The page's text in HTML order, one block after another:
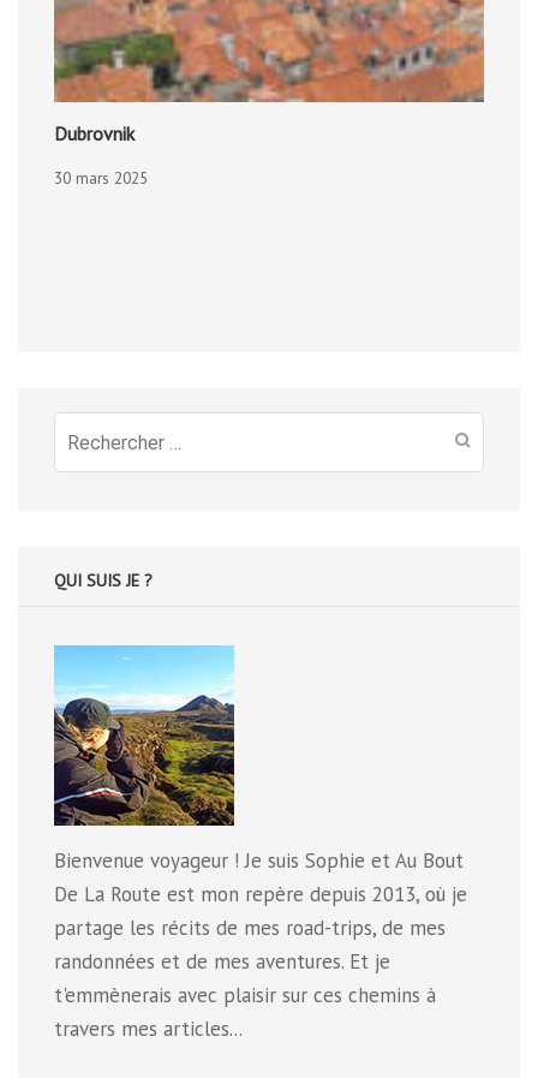
Dubrovnik
30 mars 2025
Recherche
pour
QUI SUIS JE ?
Bienvenue voyageur ! Je suis Sophie et Au Bout
De La Route est mon repère depuis 2013, où je
partage les récits de mes road-trips, de mes
randonnées et de mes aventures. Et je
t'emmènerais avec plaisir sur ces chemins à
travers mes articles...